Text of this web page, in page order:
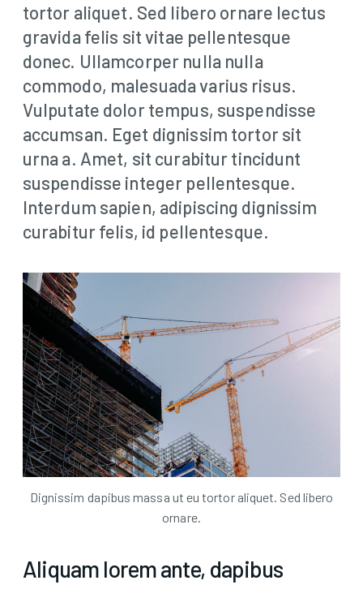
tortor aliquet. Sed libero ornare lectus
gravida felis sit vitae pellentesque
donec. Ullamcorper nulla nulla
commodo, malesuada varius risus.
Vulputate dolor tempus, suspendisse
accumsan. Eget dignissim tortor sit
urna a. Amet, sit curabitur tincidunt
suspendisse integer pellentesque.
Interdum sapien, adipiscing dignissim
curabitur felis, id pellentesque.
Dignissim dapibus massa ut eu tortor aliquet. Sed libero
ornare.
Aliquam lorem ante, dapibus